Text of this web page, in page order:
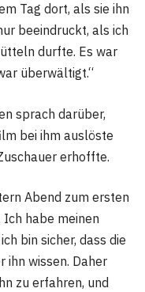
Tag dort, als sie ihn
beeindruckt, als ich
durfte. Es war
überwältigt.“
sprach darüber,
bei ihm auslöste
erhoffte.
Abend zum ersten
Ich habe meinen
bin sicher, dass die
ihn wissen. Daher
zu erfahren, und